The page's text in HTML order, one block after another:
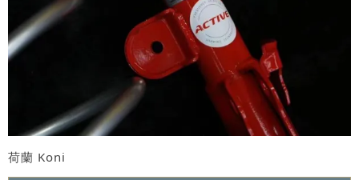
荷蘭 Koni